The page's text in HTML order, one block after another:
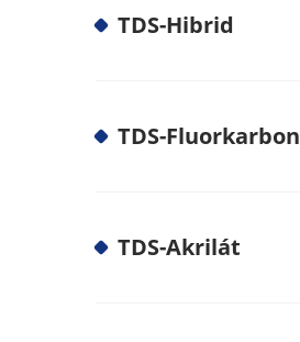
TDS-Hibrid
TDS-Fluorkarbon
TDS-Akrilát